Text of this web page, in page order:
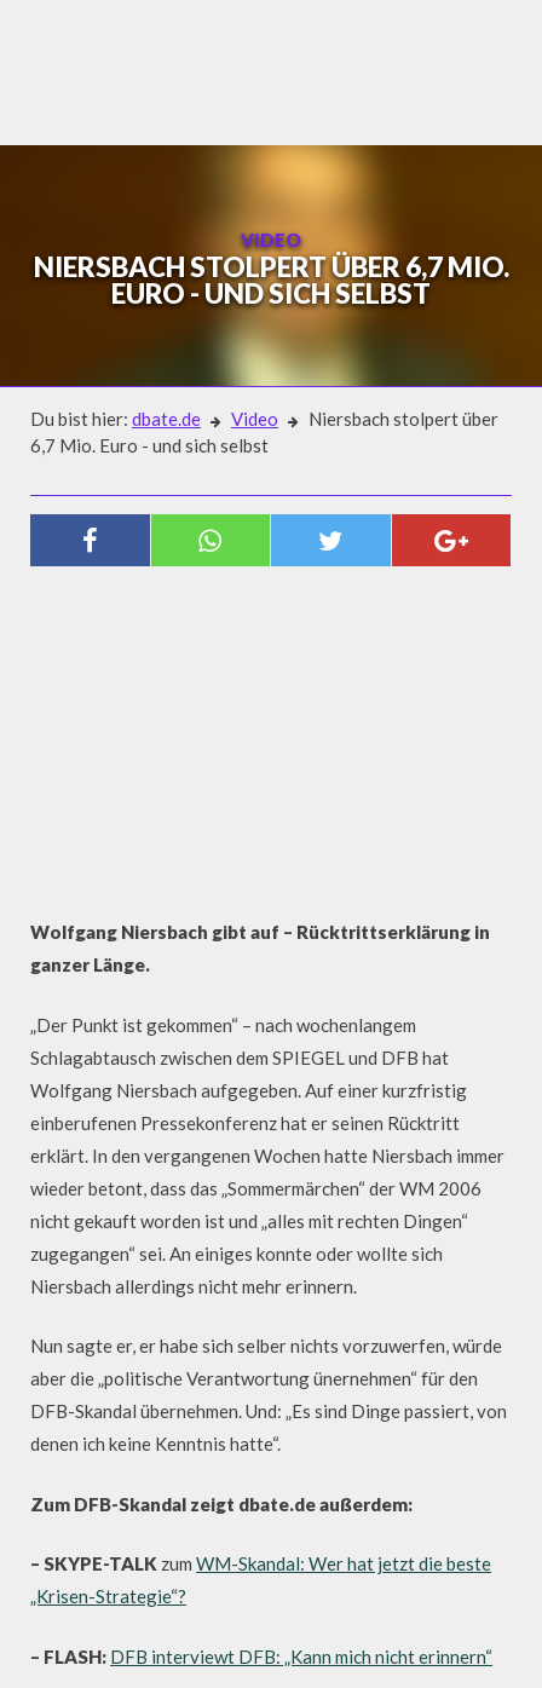
VIDEO
NIERSBACH STOLPERT ÜBER 6,7 MIO.
EURO - UND SICH SELBST
Du bist hier: dbate.de Video
Niersbach stolpert über
6,7 Mio. Euro - und sich selbst
NIERSBACH STOLPERT ÜBER 6,7
MIO. EURO - UND SICH SELBST
Wolfgang Niersbach gibt auf – Rücktrittserklärung in
ganzer Länge.
„Der Punkt ist gekommen“ – nach wochenlangem
Schlagabtausch zwischen dem SPIEGEL und DFB hat
Wolfgang Niersbach aufgegeben. Auf einer kurzfristig
einberufenen Pressekonferenz hat er seinen Rücktritt
erklärt. In den vergangenen Wochen hatte Niersbach immer
wieder betont, dass das „Sommermärchen“ der WM 2006
nicht gekauft worden ist und „alles mit rechten Dingen“
zugegangen“ sei. An einiges konnte oder wollte sich
Niersbach allerdings nicht mehr erinnern.
Nun sagte er, er habe sich selber nichts vorzuwerfen, würde
aber die „politische Verantwortung ünernehmen“ für den
DFB-Skandal übernehmen. Und: „Es sind Dinge passiert, von
denen ich keine Kenntnis hatte“.
Zum DFB-Skandal zeigt dbate.de außerdem:
– SKYPE-TALK zum WM-Skandal: Wer hat jetzt die beste
„Krisen-Strategie“?
– FLASH: DFB interviewt DFB: „Kann mich nicht erinnern“